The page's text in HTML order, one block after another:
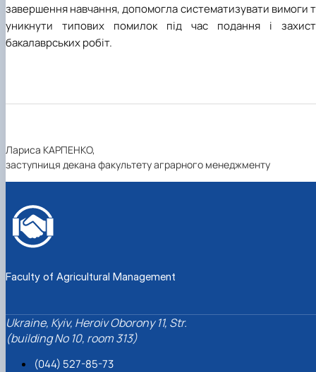
завершення навчання, допомогла систематизувати вимоги
уникнути типових помилок під час подання і
бакалаврських робіт.
Лариса КАРПЕНКО,
заступниця декана факультету аграрного менеджменту
Faculty of Agricultural Management
Ukraine, Kyiv, Heroiv Oborony 11, Str.
(building No 10, room 313)
(044) 527-85-73